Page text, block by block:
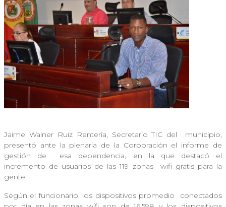
Jaime Wainer Ruiz Rentería, Secretario TIC del
municipio,
presentó ante la plenaria de la Corporación el informe de
gestión de
esa dependencia, en la que destacó el
incremento de usuarios de las 119 zonas
wifi gratis para la
gente.
Según el funcionario, los dispositivos promedio
conectados